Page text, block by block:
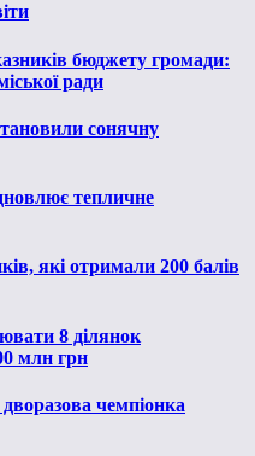
бюджету громади:
ради
сонячну
тепличне
які отримали 200 балів
8 ділянок
млн грн
чемпіонка